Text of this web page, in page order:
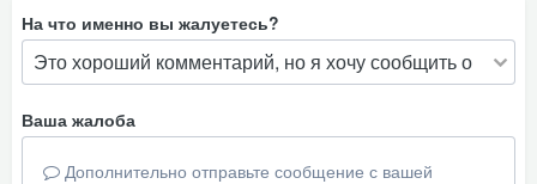
На что именно вы жалуетесь?
Ваша жалоба
Дополнительно отправьте сообщение с вашей